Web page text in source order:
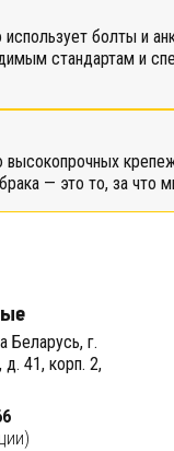
болты и
стандартам и
высокопрочных
— это то, за
Беларусь, г.
д. 41, корп. 2,